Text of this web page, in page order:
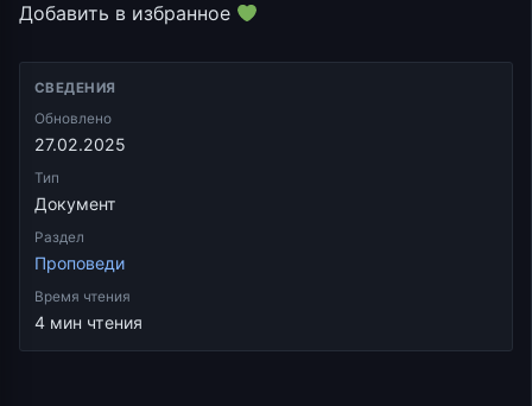
Добавить в избранное
СВЕДЕНИЯ
Обновлено
27.02.2025
Тип
Документ
Раздел
Проповеди
Время чтения
4 мин чтения